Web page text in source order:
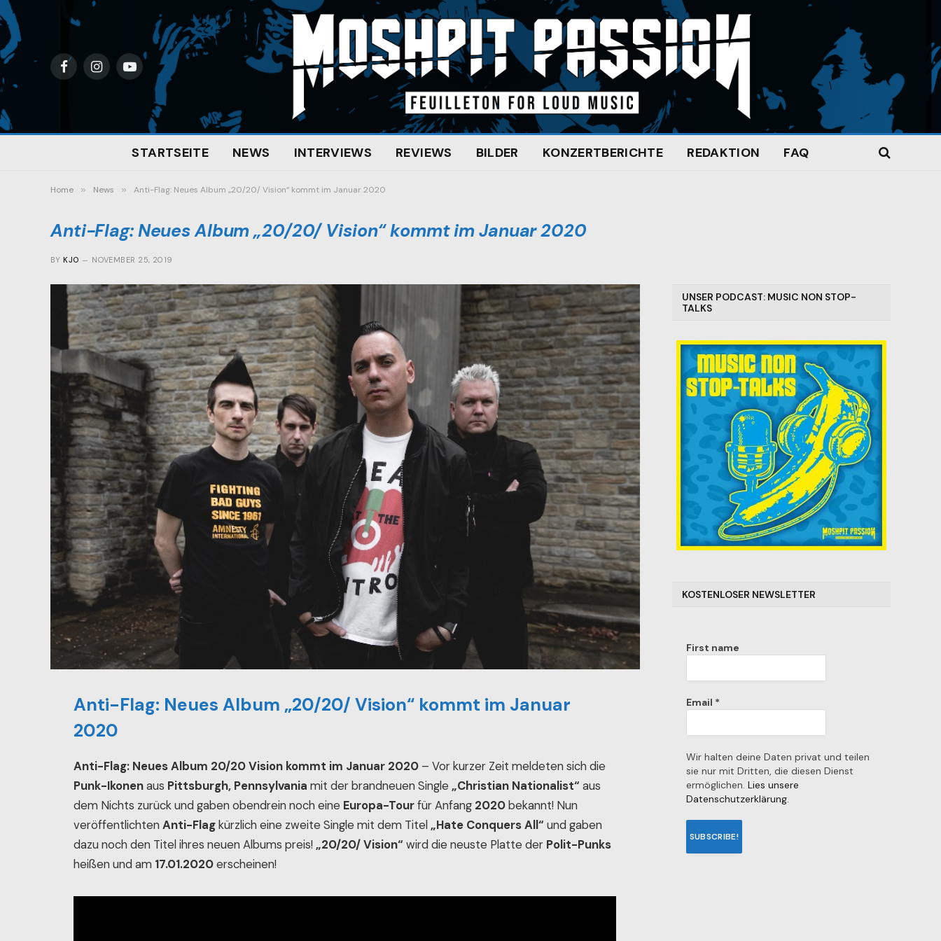
FacebookInstagramYouTube
STARTSEITE NEWS INTERVIEWS REVIEWS BILDER KONZERTBERICHTE REDAKTION FAQ
Home » News » Anti-Flag: Neues Album „20/20/ Vision“ kommt im Januar 2020
Anti-Flag: Neues Album „20/20/ Vision“ kommt im Januar 2020
BY KJO NOVEMBER 25, 2019
Anti-Flag: Neues Album „20/20/ Vision“ kommt im Januar
2020
Anti-Flag: Neues Album 20/20 Vision kommt im Januar 2020 – Vor kurzer Zeit meldeten sich die
Punk-Ikonenaus Pittsburgh, Pennsylvania mit der brandneuen Single „Christian Nationalist“ aus
dem Nichts zurück und gaben obendrein noch eine Europa-Tourfür Anfang 2020bekannt! Nun
veröffentlichtenAnti-Flagkürzlich eine zweite Single mit dem Titel „Hate Conquers All“ und gaben
dazu noch den Titel ihres neuen Albums preis! „20/20/ Vision“ wird die neuste Platte der Polit-Punks
heißen und am 17.01.2020erscheinen!
UNSER PODCAST: MUSIC NON STOP-
TALKS
KOSTENLOSER NEWSLETTER
First name
Email *
Wir halten deine Daten privat und teilen
sie nur mit Dritten, die diesen Dienst
ermöglichen. Lies unsere
Datenschutzerklärung.